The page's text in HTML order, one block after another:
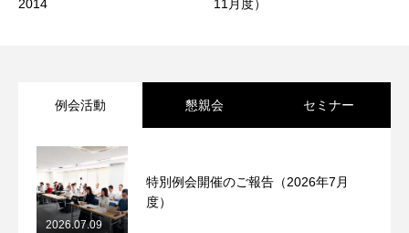
2014
11月度）
例会活動 懇親会 セミナー
特別例会開催のご報告（2026年7月
度）
2026.07.09